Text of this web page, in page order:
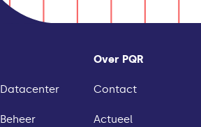
Datacenter
Beheer
Over PQR
Contact
Actueel